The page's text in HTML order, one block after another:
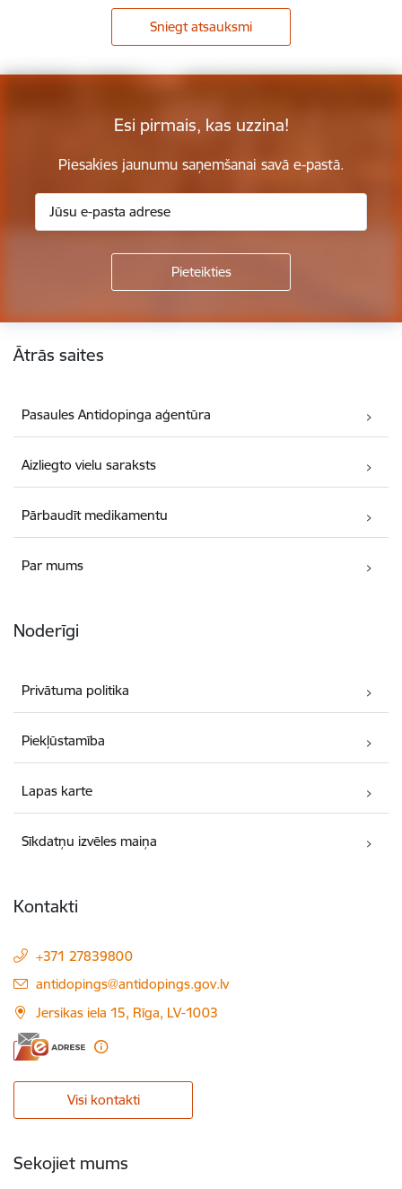
Sniegt atsauksmi
Esi pirmais, kas uzzina!
Piesakies jaunumu saņemšanai savā e-pastā.
Ātrās saites
Pasaules Antidopinga aģentūra
Aizliegto vielu saraksts
Pārbaudīt medikamentu
Par mums
Noderīgi
Privātuma politika
Piekļūstamība
Lapas karte
Sīkdatņu izvēles maiņa
Kontakti
+371 27839800
E-pasts:
antidopings@antidopings.gov.lv
Jersikas iela 15, Rīga, LV-1003
Visi kontakti
Sekojiet mums